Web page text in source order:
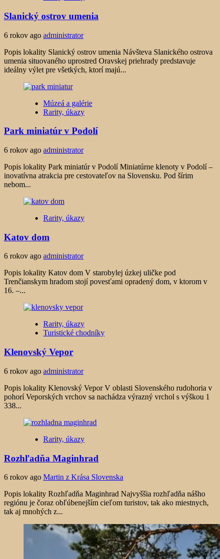
Slanický ostrov umenia
6 rokov ago administrator
Popis lokality Slanický ostrov umenia Návšteva Slanického ostrova
umenia situovaného uprostred Oravskej priehrady predstavuje
ideálny výlet pre všetkých, ktorí majú...
Múzeá a galérie
Rarity, úkazy
Park miniatúr v Podolí
6 rokov ago administrator
Popis lokality Park miniatúr v Podolí Miniatúrne klenoty v Podolí –
inovatívna atrakcia pre cestovateľov na Slovensku. Pod šírim
nebom...
Rarity, úkazy
Katov dom
6 rokov ago administrator
Popis lokality Katov dom V starobylej úzkej uličke pod
Trenčianskym hradom stojí povesťami opradený dom, v ktorom v
16. –...
Rarity, úkazy
Turistické chodníky
Klenovský Vepor
6 rokov ago administrator
Popis lokality Klenovský Vepor V oblasti Slovenského rudohoria v
pohorí Veporských vrchov sa nachádza výrazný vrchol s výškou 1
338...
Rarity, úkazy
Rozhľadňa Maginhrad
6 rokov ago Martin z Krása Slovenska
Popis lokality Rozhľadňa Maginhrad Najvyššia rozhľadňa nášho
regiónu je čoraz obľúbenejším cieľom turistov, tak ako miestnych,
tak aj mnohých z...